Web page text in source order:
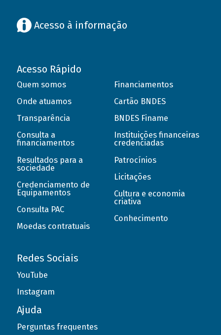
Acesso à informação
Acesso Rápido
Quem somos
Onde atuamos
Transparência
Consulta a
financiamentos
Resultados para a
sociedade
Credenciamento de
Equipamentos
Consulta PAC
Moedas contratuais
Financiamentos
Cartão BNDES
BNDES Finame
Instituições financeiras
credenciadas
Patrocínios
Licitações
Cultura e economia
criativa
Conhecimento
Redes Sociais
YouTube
Instagram
Ajuda
Perguntas frequentes